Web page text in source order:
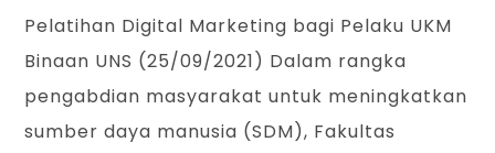
Pelatihan Digital Marketing bagi Pelaku UKM
Binaan UNS (25/09/2021) Dalam rangka
pengabdian masyarakat untuk meningkatkan
sumber daya manusia (SDM), Fakultas